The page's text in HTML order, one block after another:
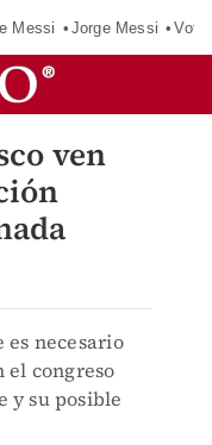
Messi Jorge Messi
ven
es necesario
el congreso
y su posible